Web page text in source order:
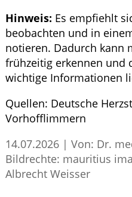
Hinweis: Es empfiehlt
beobachten und in
notieren. Dadurch kann
frühzeitig erkennen und
wichtige Informationen
Quellen: Deutsche
Vorhofflimmern
14.07.2026 | Von: Dr.
Bildrechte: mauritius
Albrecht Weisser